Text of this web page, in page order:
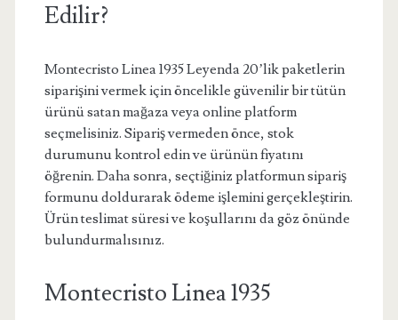
Edilir?
Montecristo Linea 1935 Leyenda 20’lik paketlerin
siparişini vermek için öncelikle güvenilir bir tütün
ürünü satan mağaza veya online platform
seçmelisiniz. Sipariş vermeden önce, stok
durumunu kontrol edin ve ürünün fiyatını
öğrenin. Daha sonra, seçtiğiniz platformun sipariş
formunu doldurarak ödeme işlemini gerçekleştirin.
Ürün teslimat süresi ve koşullarını da göz önünde
bulundurmalısınız.
Montecristo Linea 1935